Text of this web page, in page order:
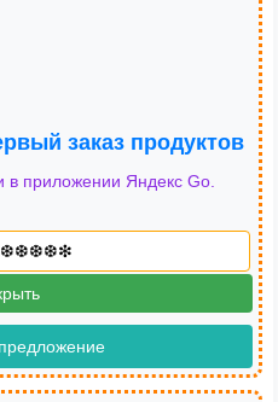
заказ продуктов
в приложении Яндекс Go.